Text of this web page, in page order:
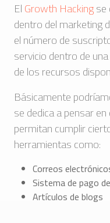
El Growth Hackingse
dentro del marketing
el número de
servicio dentro de
de los recursos
Básicamente
se dedica a pensar
permitan cumplir
herramientas como:
Correos
Sistema de pago
Artículos de blogs